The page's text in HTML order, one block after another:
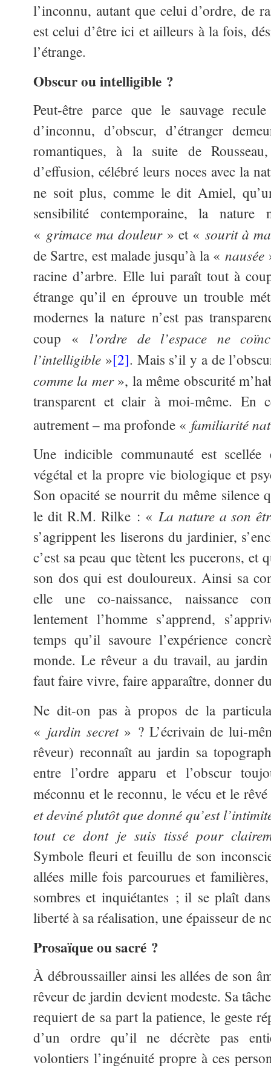
l’inconnu, autant que celui d’ordre, de
est celui d’être ici et ailleurs à la fois,
l’étrange.
Obscur ou intelligible ?
Peut-être parce que le sauvage
d’inconnu, d’obscur, d’étranger
romantiques, à la suite de
d’effusion, célébré leurs noces avec la
ne soit plus, comme le dit Amiel,
sensibilité contemporaine, la
« grimace ma douleur» et «sourit à
de Sartre, est malade jusqu’à la «nausée
racine d’arbre. Elle lui paraît tout à
étrange qu’il en éprouve un trouble
modernes la nature n’est pas
coup « l’ordre de l’espace ne
l’intelligible »[2]. Mais s’il y a de
comme la mer», la même obscurité
transparent et clair à moi-même. En
autrement – ma profonde « familiarité
Une indicible communauté est
végétal et la propre vie biologique et
Son opacité se nourrit du même silence
le dit R.M. Rilke : « La nature a son
s’agrippent les liserons du jardinier,
c’est sa peau que tètent les pucerons, et
son dos qui est douloureux. Ainsi sa
elle une co-naissance, naissance
lentement l’homme s’apprend,
temps qu’il savoure l’expérience
monde. Le rêveur a du travail, au
faut faire vivre, faire apparaître, donner
Ne dit-on pas à propos de la
« jardin secret» ? L’écrivain de lui-
rêveur) reconnaît au jardin sa
entre l’ordre apparu et l’obscur
méconnu et le reconnu, le vécu et le
et deviné plutôt que donné qu’est
tout ce dont je suis tissé pour
Symbole fleuri et feuillu de son
allées mille fois parcourues et
sombres et inquiétantes ; il se plaît
liberté à sa réalisation, une épaisseur de
Prosaïque ou sacré ?
À débroussailler ainsi les allées de son
rêveur de jardin devient modeste. Sa
requiert de sa part la patience, le geste
d’un ordre qu’il ne décrète pas
volontiers l’ingénuité propre à ces